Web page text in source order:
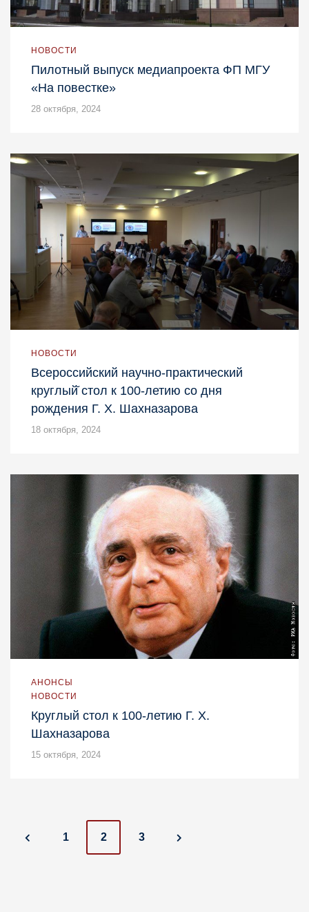
НОВОСТИ
Пилотный выпуск медиапроекта ФП МГУ
«На повестке»
28 октября, 2024
НОВОСТИ
Всероссийский научно-практический
круглый̆ стол к 100-летию со дня
рождения Г. Х. Шахназарова
18 октября, 2024
АНОНСЫ
НОВОСТИ
Круглый стол к 100-летию Г. Х.
Шахназарова
15 октября, 2024
P
1 2 3